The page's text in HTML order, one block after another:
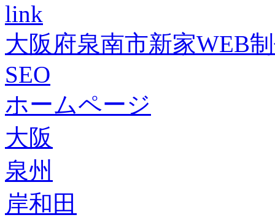
link
大阪府泉南市新家WEB
SEO
ホームページ
大阪
泉州
岸和田